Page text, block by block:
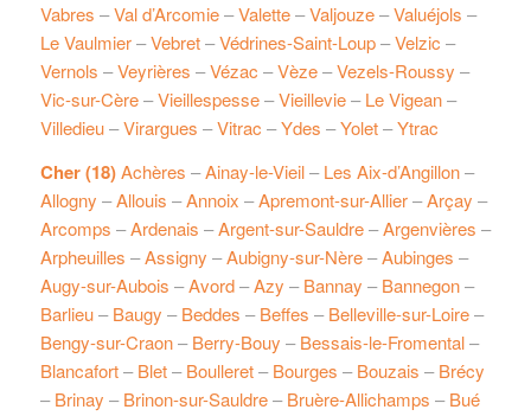
Vabres –Val d’Arcomie–Valette–Valjouze–Valuéjols –
Le Vaulmier–Vebret–Védrines-Saint-Loup–Velzic –
Vernols –Veyrières –Vézac –Vèze–Vezels-Roussy –
Vic-sur-Cère–Vieillespesse–Vieillevie–Le Vigean–
Villedieu–Virargues –Vitrac –Ydes –Yolet–Ytrac
Cher (18) Achères –Ainay-le-Vieil–Les Aix-d’Angillon–
Allogny –Allouis –Annoix –Apremont-sur-Allier–Arçay –
Arcomps –Ardenais –Argent-sur-Sauldre–Argenvières –
Arpheuilles –Assigny –Aubigny-sur-Nère–Aubinges –
Augy-sur-Aubois –Avord–Azy –Bannay –Bannegon–
Barlieu–Baugy –Beddes –Beffes –Belleville-sur-Loire–
Bengy-sur-Craon–Berry-Bouy –Bessais-le-Fromental–
Blancafort–Blet–Boulleret–Bourges –Bouzais –Brécy
–Brinay –Brinon-sur-Sauldre–Bruère-Allichamps –Bué